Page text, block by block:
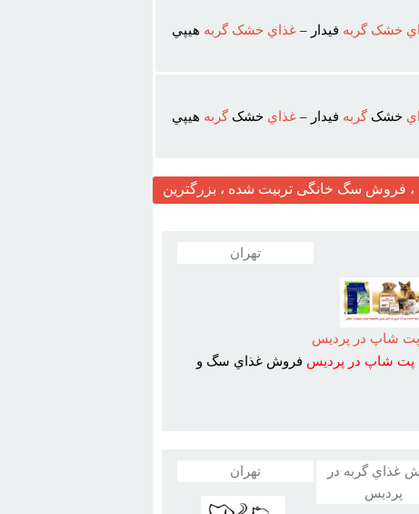
خشک گربه فيدار –غذاي خشک گربه هيپي
خشکگربه فيدار –غذاي خشکگربه هيپي
سگ خانگی تربیت شده ، بزرگترین
تهران
پت شاپ در پرديس
پت شاپ در پرديس فروش غذاي سگ و
غذاي گربه در
پرديس
تهران